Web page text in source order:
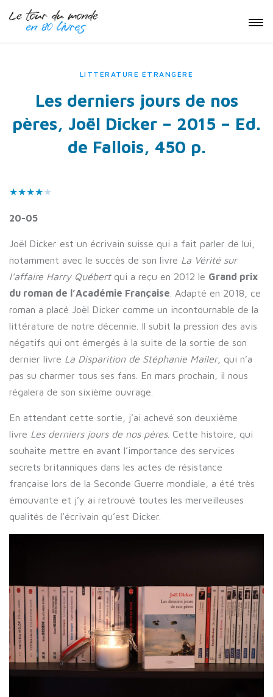
LITTÉRATURE ÉTRANGÈRE
Les derniers jours de nos
pères, Joël Dicker – 2015 – Ed.
de Fallois, 450 p.
★★★★★
20-05
Joël Dicker est un écrivain suisse qui a fait parler de lui,
notamment avec le succès de son livre La Vérité sur
l’affaire Harry Québertqui a reçu en 2012 le Grand prix
du roman de l’Académie Française . Adapté en 2018, ce
roman a placé Joël Dicker comme un incontournable de la
littérature de notre décennie. Il subit la pression des avis
négatifs qui ont émergés à la suite de la sortie de son
dernier livre La Disparition de Stéphanie Mailer, qui n’a
pas su charmer tous ses fans. En mars prochain, il nous
régalera de son sixième ouvrage.
En attendant cette sortie, j’ai achevé son deuxième
livre Les derniers jours de nos pères. Cette histoire, qui
souhaite mettre en avant l’importance des services
secrets britanniques dans les actes de résistance
française lors de la Seconde Guerre mondiale, a été très
émouvante et j’y ai retrouvé toutes les merveilleuses
qualités de l’écrivain qu’est Dicker.